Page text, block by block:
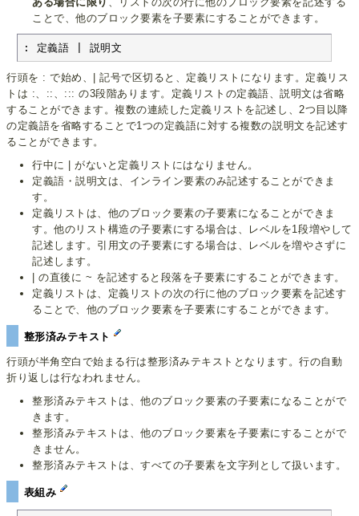
ことで、他のブロック要素を子要素にすることができます。
: 定義語 | 説明文
行頭を : で始め、| 記号で区切ると、定義リストになります。定義リス
トは :、::、::: の3段階あります。定義リストの定義語、説明文は省略
することができます。複数の連続した定義リストを記述し、2つ目以降
の定義語を省略することで1つの定義語に対する複数の説明文を記述す
ることができます。
行中に | がないと定義リストにはなりません。
定義語・説明文は、インライン要素のみ記述することができま
す。
定義リストは、他のブロック要素の子要素になることができま
す。他のリスト構造の子要素にする場合は、レベルを1段増やして
記述します。引用文の子要素にする場合は、レベルを増やさずに
記述します。
| の直後に ~ を記述すると段落を子要素にすることができます。
定義リストは、定義リストの次の行に他のブロック要素を記述す
ることで、他のブロック要素を子要素にすることができます。
整形済みテキスト
行頭が半角空白で始まる行は整形済みテキストとなります。行の自動
折り返しは行なわれません。
整形済みテキストは、他のブロック要素の子要素になることがで
きます。
整形済みテキストは、他のブロック要素を子要素にすることがで
きません。
整形済みテキストは、すべての子要素を文字列として扱います。
表組み